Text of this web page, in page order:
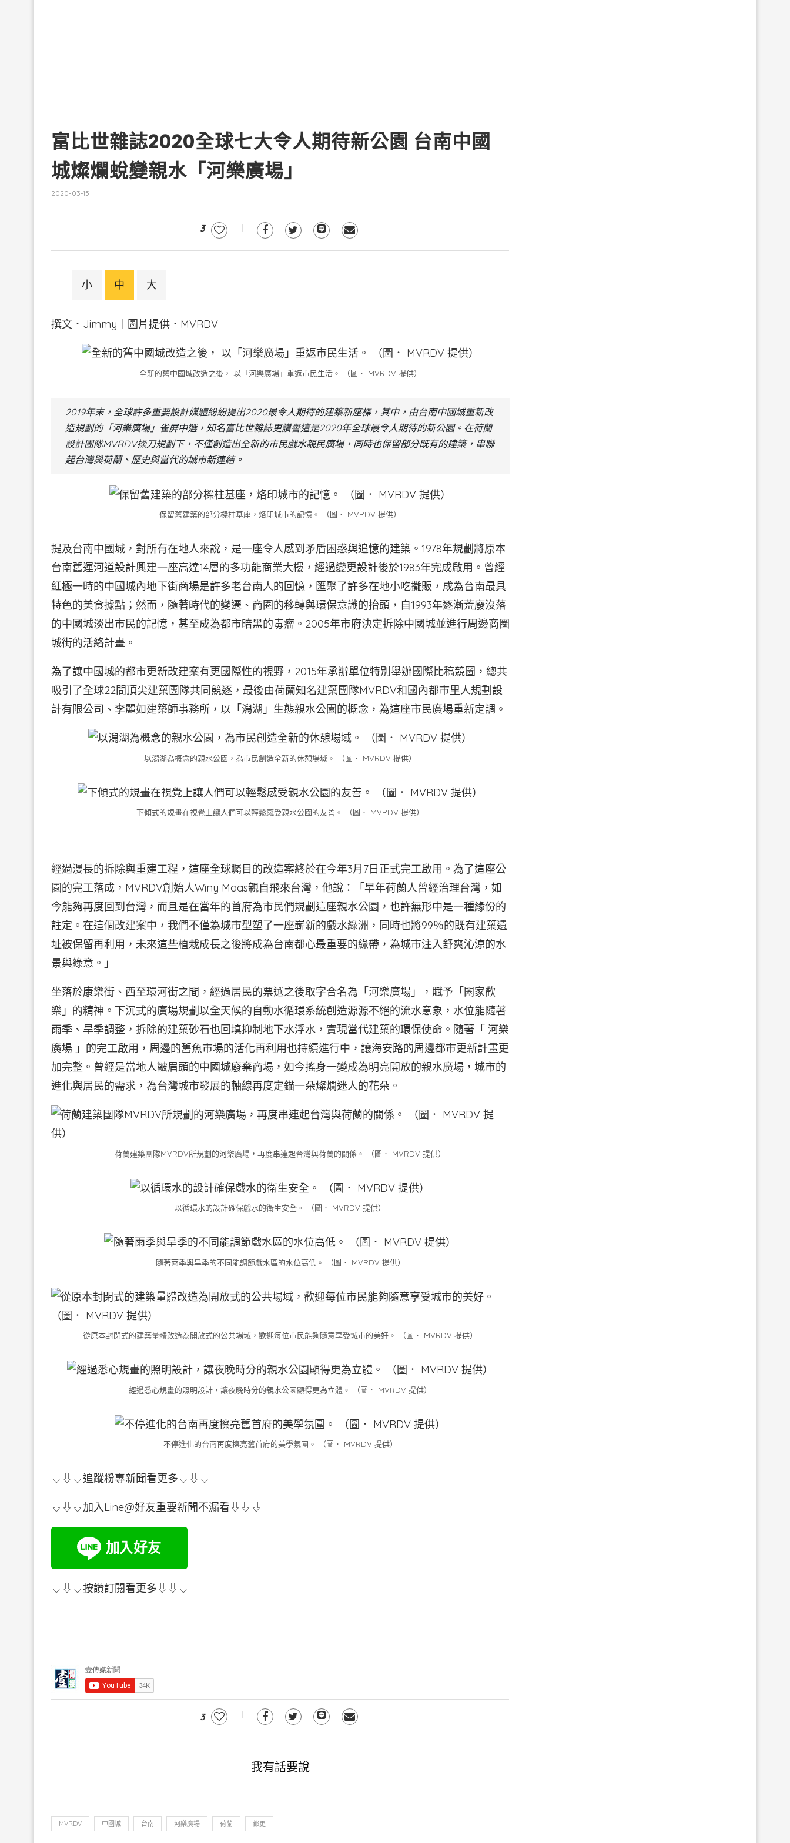
富比世雜誌2020全球七大令人期待新公園 台南中國
城燦爛蛻變親水「河樂廣場」
2020-03-15
3
小 中 大
撰文．Jimmy｜圖片提供．MVRDV
全新的舊中國城改造之後， 以「河樂廣場」重返市民生活。 （圖． MVRDV 提供）
2019年末，全球許多重要設計媒體紛紛提出2020最令人期待的建築新座標，其中，由台南中國城重新改
造規劃的「河樂廣場」雀屏中選，知名富比世雜誌更讚譽這是2020年全球最令人期待的新公園。在荷蘭
設計團隊MVRDV操刀規劃下，不僅創造出全新的市民戲水親民廣場，同時也保留部分既有的建築，串聯
起台灣與荷蘭、歷史與當代的城市新連結。
保留舊建築的部分樑柱基座，烙印城市的記憶。 （圖． MVRDV 提供）
提及台南中國城，對所有在地人來說，是一座令人感到矛盾困惑與追憶的建築。1978年規劃將原本
台南舊運河道設計興建一座高達14層的多功能商業大樓，經過變更設計後於1983年完成啟用。曾經
紅極一時的中國城內地下街商場是許多老台南人的回憶，匯聚了許多在地小吃攤販，成為台南最具
特色的美食據點；然而，隨著時代的變遷、商圈的移轉與環保意識的抬頭，自1993年逐漸荒廢沒落
的中國城淡出市民的記憶，甚至成為都市暗黑的毒瘤。2005年市府決定拆除中國城並進行周邊商圈
城街的活絡計畫。
為了讓中國城的都市更新改建案有更國際性的視野，2015年承辦單位特別舉辦國際比稿競圖，總共
吸引了全球22間頂尖建築團隊共同競逐，最後由荷蘭知名建築團隊MVRDV和國內都市里人規劃設
計有限公司、李麗如建築師事務所，以「潟湖」生態親水公園的概念，為這座市民廣場重新定調。
以潟湖為概念的親水公園，為市民創造全新的休憩場域。 （圖． MVRDV 提供）
下傾式的規畫在視覺上讓人們可以輕鬆感受親水公園的友善。 （圖． MVRDV 提供）
經過漫長的拆除與重建工程，這座全球矚目的改造案終於在今年3月7日正式完工啟用。為了這座公
園的完工落成，MVRDV創始人Winy Maas親自飛來台灣，他說：「早年荷蘭人曾經治理台灣，如
今能夠再度回到台灣，而且是在當年的首府為市民們規劃這座親水公園，也許無形中是一種緣份的
註定。在這個改建案中，我們不僅為城市型塑了一座嶄新的戲水綠洲，同時也將99％的既有建築遺
址被保留再利用，未來這些植栽成長之後將成為台南都心最重要的綠帶，為城市注入舒爽沁涼的水
景與綠意。」
坐落於康樂街、西至環河街之間，經過居民的票選之後取字合名為「河樂廣場」，賦予「闔家歡
樂」的精神。下沉式的廣場規劃以全天候的自動水循環系統創造源源不絕的流水意象，水位能隨著
雨季、旱季調整，拆除的建築砂石也回填抑制地下水浮水，實現當代建築的環保使命。隨著「 河樂
廣場 」的完工啟用，周邊的舊魚市場的活化再利用也持續進行中，讓海安路的周邊都市更新計畫更
加完整。曾經是當地人皺眉頭的中國城廢棄商場，如今搖身一變成為明亮開放的親水廣場，城市的
進化與居民的需求，為台灣城市發展的軸線再度定錨一朵燦爛迷人的花朵。
荷蘭建築團隊MVRDV所規劃的河樂廣場，再度串連起台灣與荷蘭的關係。 （圖． MVRDV 提供）
以循環水的設計確保戲水的衛生安全。 （圖． MVRDV 提供）
隨著雨季與旱季的不同能調節戲水區的水位高低。 （圖． MVRDV 提供）
從原本封閉式的建築量體改造為開放式的公共場域，歡迎每位市民能夠隨意享受城市的美好。 （圖． MVRDV 提供）
經過悉心規畫的照明設計，讓夜晚時分的親水公園顯得更為立體。 （圖． MVRDV 提供）
不停進化的台南再度擦亮舊首府的美學氛圍。 （圖． MVRDV 提供）
⇩⇩⇩追蹤粉專新聞看更多⇩⇩⇩
⇩⇩⇩加入Line@好友重要新聞不漏看⇩⇩⇩
⇩⇩⇩按讚訂閱看更多⇩⇩⇩
3
我有話要說
MVRDV 中國城 台南 河樂廣場 荷蘭 都更